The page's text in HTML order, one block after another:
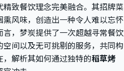
致餐饮理念完美融合。其招牌菜
风味，创造出一种令人难以忘怀
言，梦炭提供了一次超越寻常餐饮
间以及无可挑剔的服务，共同构
解析其如何通过独特的稻草烤